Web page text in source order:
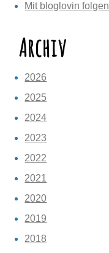
Mit bloglovin folgen
Archiv
2026
2025
2024
2023
2022
2021
2020
2019
2018